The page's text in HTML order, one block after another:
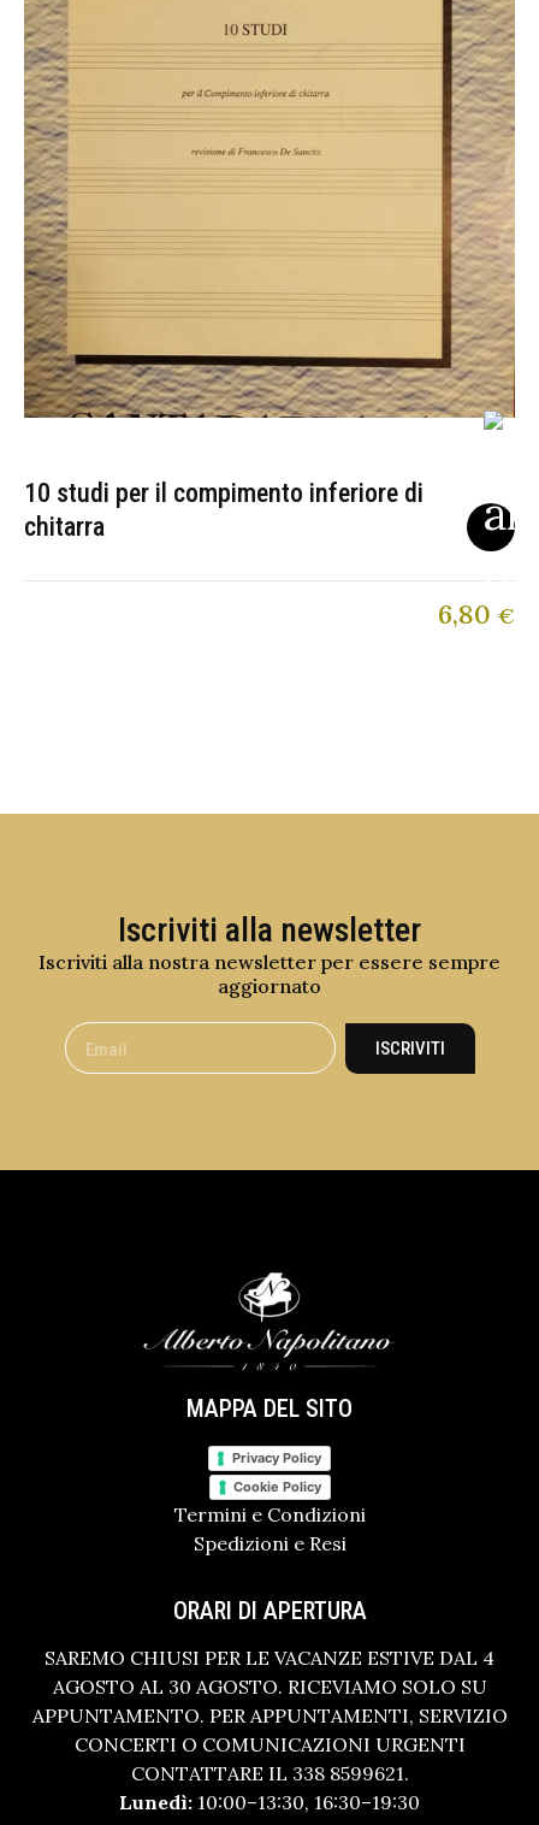
10 studi per il compimento inferiore di
chitarra
6,80 €
Iscriviti alla newsletter
Iscriviti alla nostra newsletter per essere sempre
aggiornato
ISCRIVITI
MAPPA DEL SITO
Privacy Policy
Cookie Policy
Termini e Condizioni
Spedizioni e Resi
ORARI DI APERTURA
SAREMO CHIUSI PER LE VACANZE ESTIVE DAL 4
AGOSTO AL 30 AGOSTO. RICEVIAMO SOLO SU
APPUNTAMENTO. PER APPUNTAMENTI, SERVIZIO
CONCERTI O COMUNICAZIONI URGENTI
CONTATTARE IL 338 8599621.
Lunedì: 10:00–13:30, 16:30–19:30